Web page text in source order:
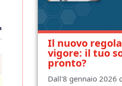
Il nuovo
vigore: il tuo
pronto?
Dall'8 gennaio 2026